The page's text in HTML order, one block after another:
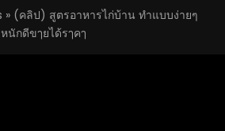
» (คลิป) สูตรอาหารไก่บ้าน ทำแบบง่ายๆ
นักดีขๅยได้รๅคๅ